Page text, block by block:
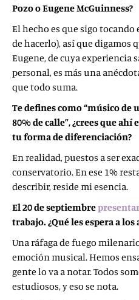
Pozo o Eugene McGuinness?
El hecho es que sigo
de hacerlo), así que digamos
Eugene, de cuya experiencia
personal, es más una
que todo suma.
Te defines como “músico de
80% de calle”, ¿crees que
tu forma de diferenciación?
En realidad, puestos a ser
conservatorio. En ese 1%
describir, reside mi esencia.
El 20 de septiembre
trabajo. ¿Qué les espera a
Una ráfaga de fuego
emoción musical. Hemos
gente lo va a notar. Todos
estudiosos, y eso se nota.